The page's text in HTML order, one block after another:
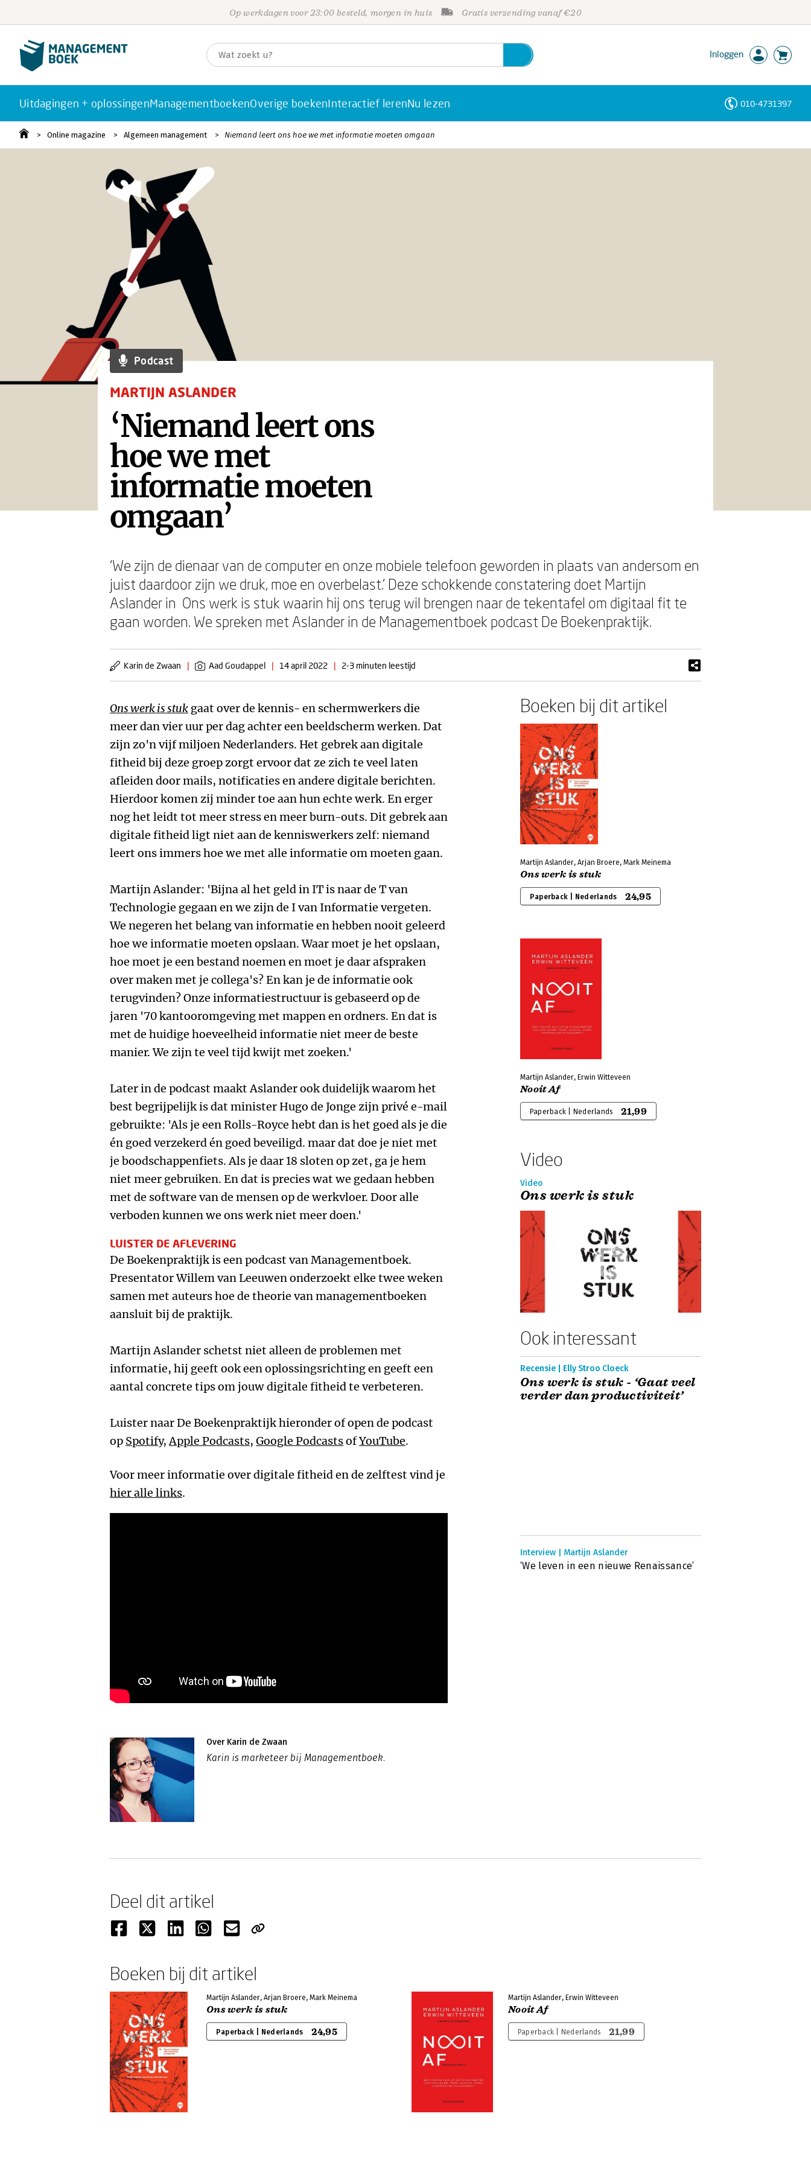
Op werkdagen voor 23:00 besteld, morgen in huis Gratis verzending vanaf €20
Inloggen
Uitdagingen + oplossingenManagementboekenOverige boekenInteractief lerenNu lezen 010-4731397
Online magazine Algemeen management Niemand leert ons hoe we met informatie moeten omgaan
Podcast
MARTIJN ASLANDER
‘Niemand leert ons
hoe we met
informatie moeten
omgaan’
‘We zijn de dienaar van de computer en onze mobiele telefoon geworden in plaats van andersom en
juist daardoor zijn we druk, moe en overbelast.’ Deze schokkende constatering doet Martijn
Aslander in Ons werk is stuk waarin hij ons terug wil brengen naar de tekentafel om digitaal fit te
gaan worden. We spreken met Aslander in de Managementboek podcast De Boekenpraktijk.
Karin de Zwaan | Aad Goudappel | 14 april 2022 | 2-3 minuten leestijd
Ons werk is stuk gaat over de kennis- en schermwerkers die
meer dan vier uur per dag achter een beeldscherm werken. Dat
zijn zo'n vijf miljoen Nederlanders. Het gebrek aan digitale
fitheid bij deze groep zorgt ervoor dat ze zich te veel laten
afleiden door mails, notificaties en andere digitale berichten.
Hierdoor komen zij minder toe aan hun echte werk. En erger
nog het leidt tot meer stress en meer burn-outs. Dit gebrek aan
digitale fitheid ligt niet aan de kenniswerkers zelf: niemand
leert ons immers hoe we met alle informatie om moeten gaan.
Martijn Aslander: 'Bijna al het geld in IT is naar de T van
Technologie gegaan en we zijn de I van Informatie vergeten.
We negeren het belang van informatie en hebben nooit geleerd
hoe we informatie moeten opslaan. Waar moet je het opslaan,
hoe moet je een bestand noemen en moet je daar afspraken
over maken met je collega's? En kan je de informatie ook
terugvinden? Onze informatiestructuur is gebaseerd op de
jaren '70 kantooromgeving met mappen en ordners. En dat is
met de huidige hoeveelheid informatie niet meer de beste
manier. We zijn te veel tijd kwijt met zoeken.'
Later in de podcast maakt Aslander ook duidelijk waarom het
best begrijpelijk is dat minister Hugo de Jonge zijn privé e-mail
gebruikte: 'Als je een Rolls-Royce hebt dan is het goed als je die
én goed verzekerd én goed beveiligd. maar dat doe je niet met
je boodschappenfiets. Als je daar 18 sloten op zet, ga je hem
niet meer gebruiken. En dat is precies wat we gedaan hebben
met de software van de mensen op de werkvloer. Door alle
verboden kunnen we ons werk niet meer doen.'
LUISTER DE AFLEVERING
De Boekenpraktijk is een podcast van Managementboek.
Presentator Willem van Leeuwen onderzoekt elke twee weken
samen met auteurs hoe de theorie van managementboeken
aansluit bij de praktijk.
Martijn Aslander schetst niet alleen de problemen met
informatie, hij geeft ook een oplossingsrichting en geeft een
aantal concrete tips om jouw digitale fitheid te verbeteren.
Luister naar De Boekenpraktijk hieronder of open de podcast
op Spotify,Apple Podcasts, Google PodcastsofYouTube.
Voor meer informatie over digitale fitheid en de zelftest vind je
hier alle links.
Over Karin de Zwaan
Karin is marketeer bij Managementboek.
Boeken bij dit artikel
Martijn Aslander, Arjan Broere, Mark Meinema
Ons werk is stuk
Paperback | Nederlands 24,95
Martijn Aslander, Erwin Witteveen
Nooit Af
Paperback | Nederlands 21,99
Video
Video
Ons werk is stuk
Ook interessant
Recensie | Elly Stroo Cloeck
Ons werk is stuk - ‘Gaat veel
verder dan productiviteit’
Interview | Martijn Aslander
‘We leven in een nieuwe Renaissance’
Deel dit artikel
Boeken bij dit artikel
Martijn Aslander, Arjan Broere, Mark Meinema
Ons werk is stuk
Paperback | Nederlands 24,95
Martijn Aslander, Erwin Witteveen
Nooit Af
Paperback | Nederlands 21,99
Personen